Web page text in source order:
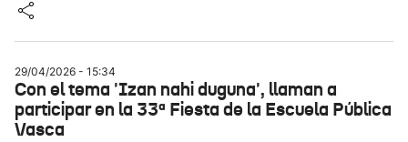
29/04/2026 - 15:34
Con el tema 'Izan nahi duguna', llaman a
participar en la 33ª Fiesta de la Escuela Pública
Vasca